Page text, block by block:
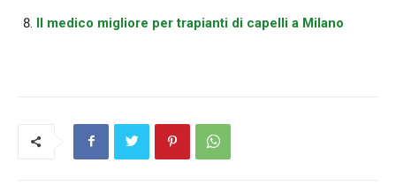
Il medico migliore per trapianti di capelli a Milano